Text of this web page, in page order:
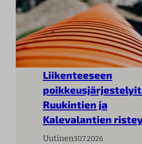
Liikenteeseen
Ruukintien ja
Kalevalantien
Uutinen30.7.2026